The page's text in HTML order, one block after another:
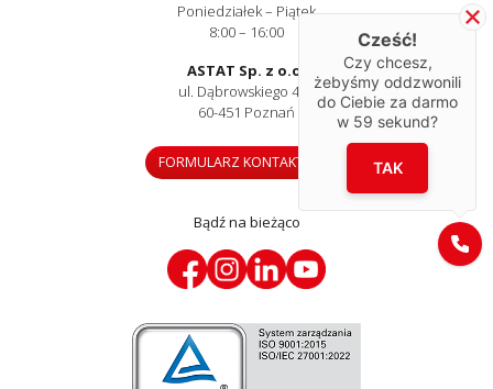
Poniedziałek – Piątek
8:00 – 16:00
ASTAT Sp. z o.o.
ul. Dąbrowskiego 441
60-451 Poznań
FORMULARZ KONTAKTOWY
Bądź na bieżąco
Cześć!
Czy chcesz,
żebyśmy oddzwonili
do Ciebie za darmo
w 59 sekund?
TAK